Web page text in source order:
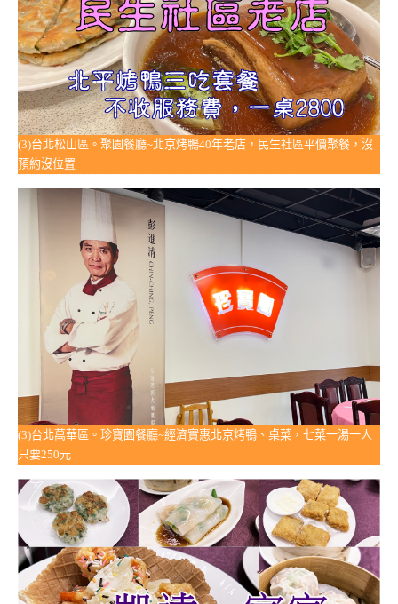
(3)台北松山區。聚園餐廳~北京烤鴨40年老店，民生社區平價聚餐，沒
預約沒位置
(3)台北萬華區。珍寶園餐廳~經濟實惠北京烤鴨、桌菜，七菜一湯一人
只要250元